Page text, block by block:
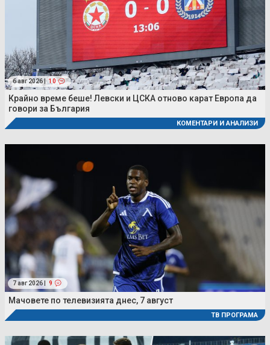
6 авг 2026 | 10
Крайно време беше! Левски и ЦСКА отново карат Европа да
говори за България
КОМЕНТАРИ И АНАЛИЗИ
7 авг 2026 | 9
Мачовете по телевизията днес, 7 август
ТВ ПРОГРАМА